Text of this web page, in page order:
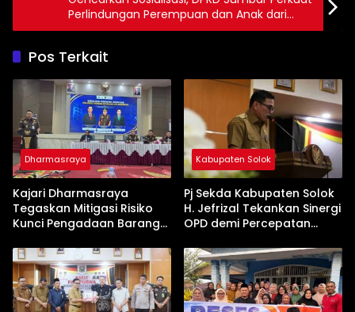
Perlindungan Perempuan dan Anak dari
Kekerasan
Pos Terkait
Dharmasraya
Kajari Dharmasraya
Tegaskan Mitigasi Risiko
Kunci Pengadaan Barang
Kabupaten Solok
Pj Sekda Kabupaten Solok
H. Jefrizal Tekankan Sinergi
OPD demi Percepatan